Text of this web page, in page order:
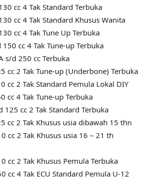
cc 4 Tak Standard Terbuka
cc 4 Tak Standard Khusus Wanita
cc 4 Tak Tune Up Terbuka
cc 4 Tak Tune-up Terbuka
s/d 250 cc Terbuka
cc 2 Tak Tune-up (Underbone) Terbuka
cc 2 Tak Standard Pemula Lokal DIY
cc 4 Tak Tune-up Terbuka
125 cc 2 Tak Standard Terbuka
cc 2 Tak Khusus usia dibawah 15 thn
cc 2 Tak Khusus usia 16 – 21 th
cc 2 Tak Khusus Pemula Terbuka
cc 4 Tak ECU Standard Pemula U-12